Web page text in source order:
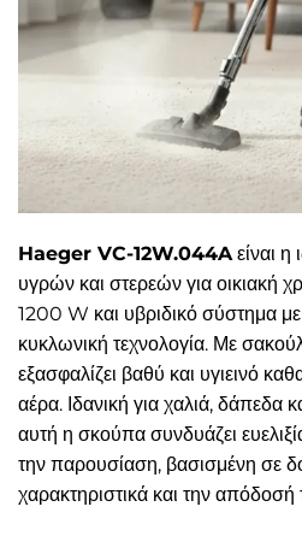
Haeger VC-12W.044A είναι
υγρών και στερεών για οικιακή
1200 W και υβριδικό σύστημα με
κυκλωνική τεχνολογία. Με
εξασφαλίζει βαθύ και υγιεινό
αέρα. Ιδανική για χαλιά, δάπεδα
αυτή η σκούπα συνδυάζει
την παρουσίαση, βασισμένη σε
χαρακτηριστικά και την απόδοσή